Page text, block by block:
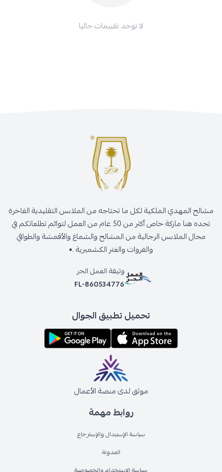
لا توجد تقييمات حاليا
روابط مهمة
سياسة الإستبدال والإسترجاع
المدونة
مشالح المهدي الملكية لكل ما تحتاجه من الملابس التقليدية الفاخرة
تجده هنا ماركة خاص أكثر من 50 عام من العمل لتوائم تطلعاتكم في
مجال الملابس الرجالية من المشالح والشماغ والأقمشة والطواقي
والفروات والغتر الكشميرية .•
وثيقة العمل الحر
FL-860534776
تحميل تطبيق الجوال
موثق لدى منصة الأعمال